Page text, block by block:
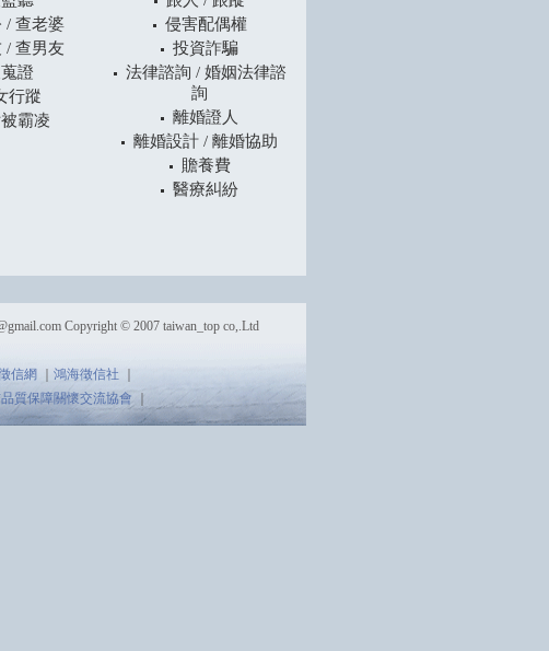
/ 查老婆
/ 查男友
證
行蹤
霸凌
侵害配偶權
投資詐騙
法律諮詢 / 婚姻法律諮
詢
離婚證人
離婚設計 / 離婚協助
贍養費
醫療糾紛
Copyright © 2007 taiwan_top co,.Ltd
信網 鴻海徵信社
質保障關懷交流協會